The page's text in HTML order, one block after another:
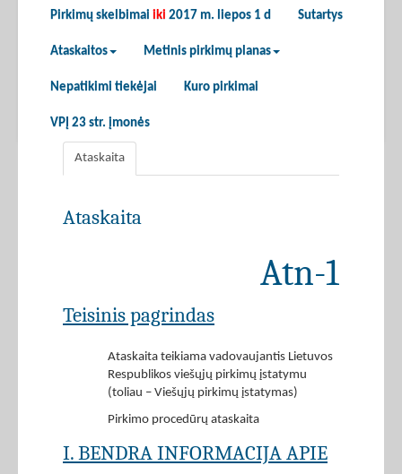
Pirkimų skelbimai iki 2017 m. liepos 1 d Sutartys
Ataskaitos Metinis pirkimų planas
Nepatikimi tiekėjai Kuro pirkimai
VPĮ 23 str. įmonės
Ataskaita
Ataskaita
Atn-1
Teisinis pagrindas
Ataskaita teikiama vadovaujantis Lietuvos
Respublikos viešųjų pirkimų įstatymu
(toliau – Viešųjų pirkimų įstatymas)
Pirkimo procedūrų ataskaita
I. BENDRA INFORMACIJA APIE